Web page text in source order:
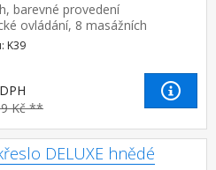
barevné provedení
ovládání, 8 masážních
intenzity nastavení oblasti
nebo b...
K39
Kč **
DELUXE hnědé